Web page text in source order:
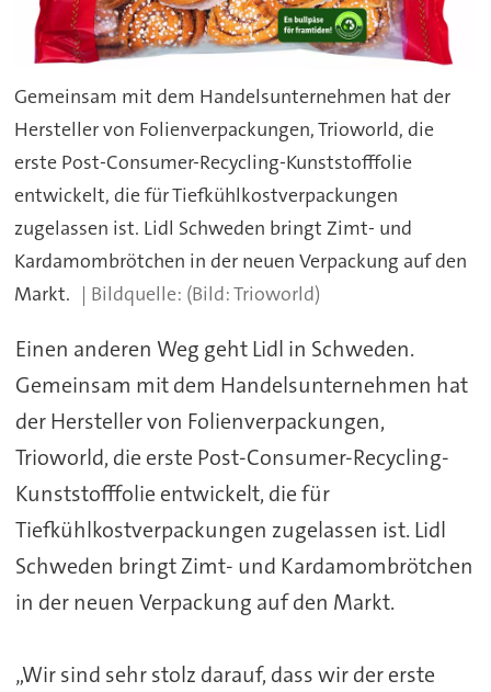
Gemeinsam mit dem Handelsunternehmen hat der
Hersteller von Folienverpackungen, Trioworld, die
erste Post-Consumer-Recycling-Kunststofffolie
entwickelt, die für Tiefkühlkostverpackungen
zugelassen ist. Lidl Schweden bringt Zimt- und
Kardamombrötchen in der neuen Verpackung auf den
Markt.
(Bild: Trioworld)
Einen anderen Weg geht Lidl in Schweden.
Gemeinsam mit dem Handelsunternehmen hat
der Hersteller von Folienverpackungen,
Trioworld, die erste Post-Consumer-Recycling-
Kunststofffolie entwickelt, die für
Tiefkühlkostverpackungen zugelassen ist. Lidl
Schweden bringt Zimt- und Kardamombrötchen
in der neuen Verpackung auf den Markt.
„Wir sind sehr stolz darauf, dass wir der erste